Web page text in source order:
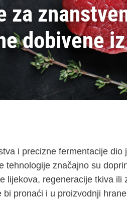
za
dobivene iz
i precizne fermentacije dio
tehnologije značajno su
lijekova, regeneracije tkiva ili
pronaći i u proizvodnji